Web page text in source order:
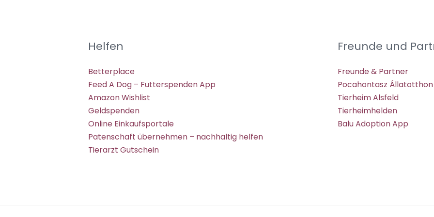
Helfen
Betterplace
Feed A Dog – Futterspenden App
Amazon Wishlist
Geldspenden
Online Einkaufsportale
Patenschaft übernehmen – nachhaltig helfen
Tierarzt Gutschein
Freunde und
Freunde & Partner
Pocahontasz Állatotthon
Tierheim Alsfeld
Tierheimhelden
Balu Adoption App